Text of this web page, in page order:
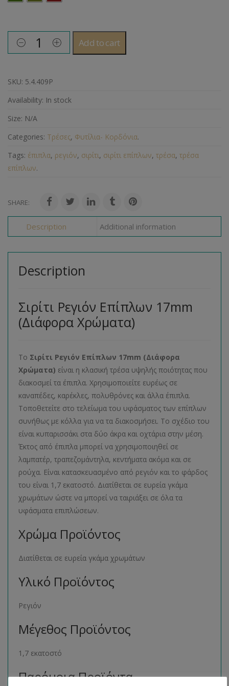
Add to cart
SKU: 5.4.409Ρ
Availability: In stock
Size: N/A
Categories: Τρέσες, Φυτίλια- Κορδόνια.
Tags: έπιπλα, ρεγιόν, σιρίτι, σιρίτι επίπλων, τρέσα, τρέσα
επίπλων.
SHARE:
Description Additional information
Description
Σιρίτι Ρεγιόν Επίπλων 17mm
(Διάφορα Χρώματα)
Το Σιρίτι Ρεγιόν Επίπλων 17mm (Διάφορα
Χρώματα) είναι η κλασική τρέσα υψηλής ποιότητας που
διακοσμεί τα έπιπλα. Χρησιμοποιείτε ευρέως σε
καναπέδες, καρέκλες, πολυθρόνες και άλλα έπιπλα.
Τοποθετείτε στο τελείωμα του υφάσματος των επίπλων
συνήθως με κόλλα για να τα διακοσμήσει. Το σχέδιο του
είναι κυπαρισσάκι στα δύο άκρα και οχτάρια στην μέση.
Έκτος από έπιπλα μπορεί να χρησιμοποιηθεί σε
λαμπατέρ, τραπεζομάντηλα, κεντήματα ακόμα και σε
ρούχα. Είναι κατασκευασμένο από ρεγιόν και το φάρδος
του είναι 1,7 εκατοστό. Διατίθεται σε ευρεία γκάμα
χρωμάτων ώστε να μπορεί να ταιριάξει σε όλα τα
υφάσματα επιπλώσεων.
Χρώμα Προϊόντος
Διατίθεται σε ευρεία γκάμα χρωμάτων
Υλικό Προϊόντος
Ρεγιόν
Μέγεθος Προϊόντος
1,7 εκατοστό
Παρόμοια Προϊόντα